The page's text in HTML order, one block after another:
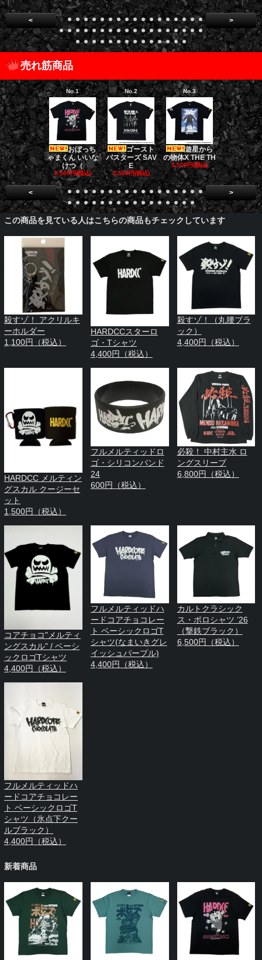
< >
売れ筋商品
No.1
おぼっち
ゃまくん いいな
けつ（
5,500円(税込)
No.2
ゴースト
バスターズ SAV
E
5,500円(税込)
No.3
遊星から
の物体X THE TH
5,500円(税込)
No.4
[限定販売]
ドファー
5,500円(税
< >
この商品を見ている人はこちらの商品もチェックしています
殺すゾ！ アクリルキ
ーホルダー
1,100円（税込）
HARDCCスターロ
ゴ・Tシャツ
4,400円（税込）
殺すゾ！（丸腰ブラ
ック）
4,400円（税込）
HARDCC メルティン
グスカル クージーセ
ット
1,500円（税込）
フルメルティッドロ
ゴ・シリコンバンド
24
600円（税込）
必殺！ 中村主水 ロ
ングスリーブ
6,800円（税込）
コアチョコ"メルティ
ングスカル" / ベーシ
ックロゴTシャツ
4,400円（税込）
フルメルティッドハ
ードコアチョコレー
ト ベーシックロゴT
シャツ(なまいきグレ
イッシュパープル)
4,400円（税込）
カルトクラシック
ス・ポロシャツ ’26
（撃鉄ブラック）
6,500円（税込）
フルメルティッドハ
ードコアチョコレー
ト ベーシックロゴT
シャツ（氷点下クー
ルブラック）
4,400円（税込）
新着商品